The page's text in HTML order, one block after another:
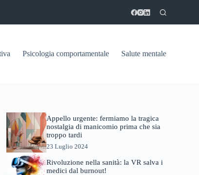
Psicologia comportamentale Salute mentale
Appello urgente: fermiamo la tragica
nostalgia di manicomio prima che sia
troppo tardi
23 Luglio 2024
Rivoluzione nella sanità: la VR salva i
medici dal burnout!